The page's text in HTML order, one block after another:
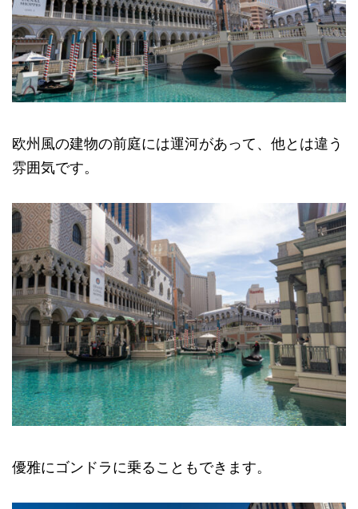
欧州風の建物の前庭には運河があって、他とは違う
雰囲気です。
優雅にゴンドラに乗ることもできます。